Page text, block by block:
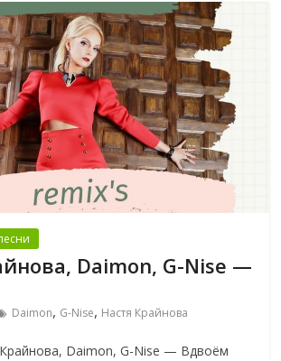
Daimon, G-Nise —
Daimon, G-Nise, Настя Крайнова
Daimon, G-Nise — Вдвоём